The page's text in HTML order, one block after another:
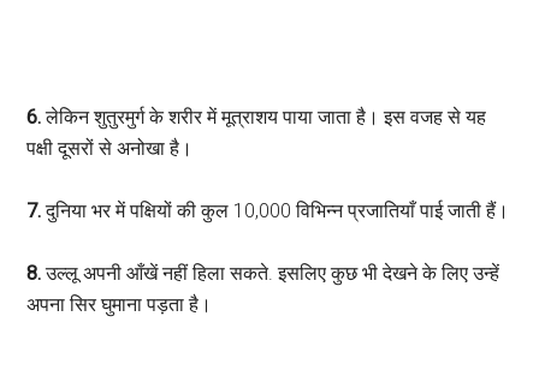
6.लेकिन शुतुरमुर्ग के शरीर में मूत्राशय पाया जाता है। इस वजह से यह
पक्षी दूसरों से अनोखा है।
7.दुनिया भर में पक्षियों की कुल 10,000 विभिन्न प्रजातियाँ पाई जाती हैं।
8.उल्लू अपनी आँखें नहीं हिला सकते. इसलिए कुछ भी देखने के लिए उन्हें
अपना सिर घुमाना पड़ता है।